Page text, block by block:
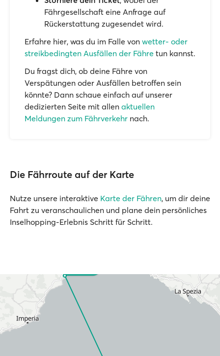
Fährgesellschaft eine Anfrage auf
Rückerstattung zugesendet wird.
Erfahre hier, was du im Falle von wetter- oder
streikbedingten Ausfällen der Fähre tun kannst.
Du fragst dich, ob deine Fähre von
Verspätungen oder Ausfällen betroffen sein
könnte? Dann schaue einfach auf unserer
dedizierten Seite mit allen aktuellen
Meldungen zum Fährverkehr nach.
Die Fährroute auf der Karte
Nutze unsere interaktive Karte der Fähren, um dir deine
Fahrt zu veranschaulichen und plane dein persönliches
Inselhopping-Erlebnis Schritt für Schritt.